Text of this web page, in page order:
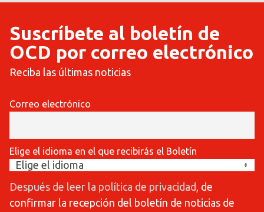
Suscríbete al boletín de
OCD por correo electrónico
Reciba las últimas noticias
Correo electrónico
Elige el idioma en el que recibirás el Boletín
Después de leer la política de privacidad, de
confirmar la recepción del boletín de noticias de